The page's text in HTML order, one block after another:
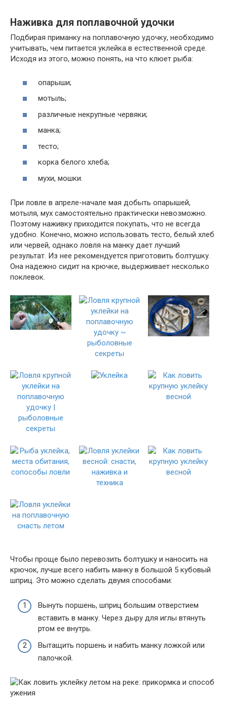
Наживка для поплавочной удочки
Подбирая приманку на поплавочную удочку, необходимо
учитывать, чем питается уклейка в естественной среде.
Исходя из этого, можно понять, на что клюет рыба:
опарыши;
мотыль;
различные некрупные червяки;
манка;
тесто;
корка белого хлеба;
мухи, мошки.
При ловле в апреле-начале мая добыть опарышей,
мотыля, мух самостоятельно практически невозможно.
Поэтому наживку приходится покупать, что не всегда
удобно. Конечно, можно использовать тесто, белый хлеб
или червей, однако ловля на манку дает лучший
результат. Из нее рекомендуется приготовить болтушку.
Она надежно сидит на крючке, выдерживает несколько
поклевок.
Чтобы проще было перевозить болтушку и наносить на
крючок, лучше всего набить манку в большой 5 кубовый
шприц. Это можно сделать двумя способами:
Вынуть поршень, шприц большим отверстием
вставить в манку. Через дыру для иглы втянуть
ртом ее внутрь.
Вытащить поршень и набить манку ложкой или
палочкой.